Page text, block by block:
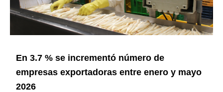
En 3.7 % se incrementó número de
empresas exportadoras entre enero y mayo
2026